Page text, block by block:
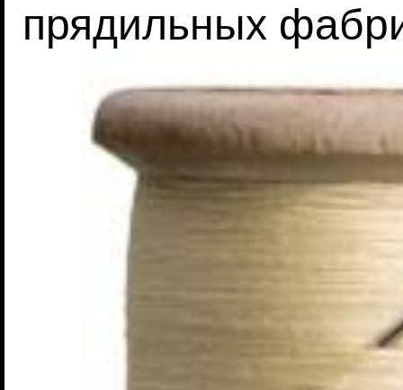
прядильных